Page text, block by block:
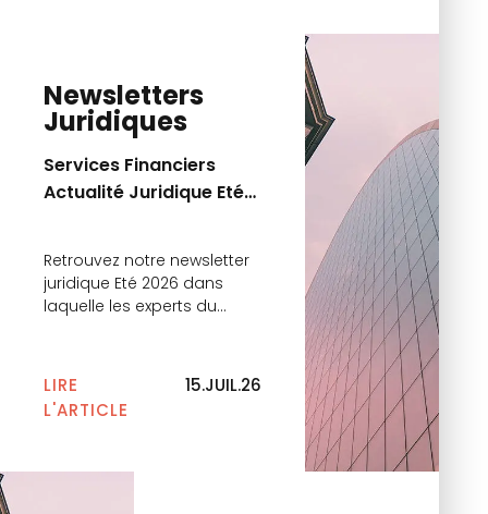
Newsletters
Juridiques
Services Financiers
Actualité Juridique Eté
Retrouvez notre newsletter
juridique Eté 2026 dans
laquelle les experts du
LIRE
L'ARTICLE
15.JUIL.26